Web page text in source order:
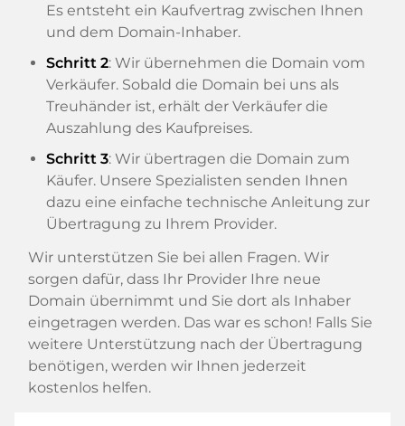
Es entsteht ein Kaufvertrag zwischen Ihnen
und dem Domain-Inhaber.
Schritt 2: Wir übernehmen die Domain vom
Verkäufer. Sobald die Domain bei uns als
Treuhänder ist, erhält der Verkäufer die
Auszahlung des Kaufpreises.
Schritt 3: Wir übertragen die Domain zum
Käufer. Unsere Spezialisten senden Ihnen
dazu eine einfache technische Anleitung zur
Übertragung zu Ihrem Provider.
Wir unterstützen Sie bei allen Fragen. Wir
sorgen dafür, dass Ihr Provider Ihre neue
Domain übernimmt und Sie dort als Inhaber
eingetragen werden. Das war es schon! Falls Sie
weitere Unterstützung nach der Übertragung
benötigen, werden wir Ihnen jederzeit
kostenlos helfen.